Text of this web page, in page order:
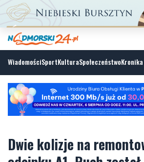
WiadomościSportKulturaSpołeczeństwo
Dwie kolizje na
sparaliżowany